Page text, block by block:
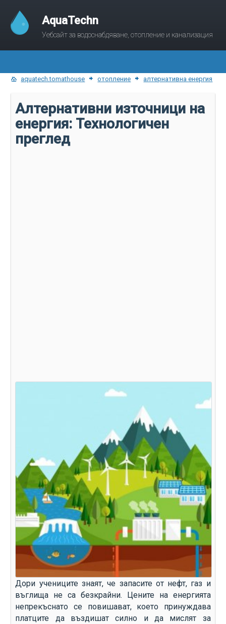
AquaTechn
Уебсайт за водоснабдяване, отопление и канализация
aquatech.tomathouse отопление алтернативна енергия
Алтернативни източници на
енергия: Технологичен
преглед
Дори учениците знаят, че запасите от нефт, газ и
въглища не са безкрайни. Цените на енергията
непрекъснато се повишават, което принуждава
платците да въздишат силно и да мислят за